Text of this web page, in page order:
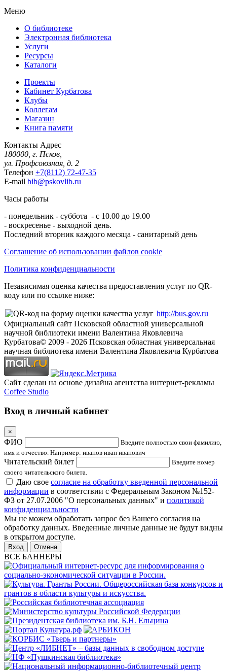
Меню
О библиотеке
Электронная библиотека
Услуги
Ресурсы
Каталоги
Проекты
Кабинет Курбатова
Клубы
Коллегам
Магазин
Книга памяти
Контакты Адрес
180000, г. Псков,
ул. Профсоюзная, д. 2
Телефон +7(8112) 72-47-35
E-mail bib@pskovlib.ru
Часы работы
- понедельник - суббота - с 10.00 до 19.00
- воскресенье - выходной день.
Последний вторник каждого месяца - санитарный день
Соглашение об использовании файлов cookie
Политика конфиденциальности
Независимая оценка качества предоставления услуг по QR-
коду или по ссылке ниже:
http://bus.gov.ru
Официальный сайт Псковской областной универсальной
научной библиотеки имени Валентина Яковлевича
Курбатова© 2009 - 2026 Псковская областная универсальная
научная библиотека имени Валентина Яковлевича Курбатова
Сайт сделан на основе дизайна агентства интернет-рекламы
Coffee Studio
Вход в личный кабинет
×
ФИО
Введите полностью свои фамилию,
имя и отчество. Например: иванов иван иванович
Читательский билет
Введите номер
своего читательского билета.
Даю свое согласие на обработку введенной персональной
информации в соответствии с Федеральным Законом №152-
ФЗ от 27.07.2006 "О персональных данных" и политикой
конфиденциальности
Мы не можем обработать запрос без Вашего согласия на
обработку данных. Введенные личные данные не будут видны
в открытом доступе.
Отмена
ВСЕ БАННЕРЫ